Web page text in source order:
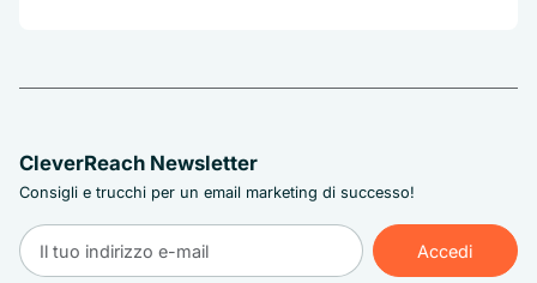
CleverReach Newsletter
Consigli e trucchi per un email marketing di successo!
Accedi